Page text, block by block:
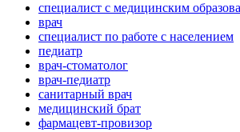
специалист с медицинским
врач
специалист по работе с населением
педиатр
врач-стоматолог
врач-педиатр
санитарный врач
медицинский брат
фармацевт-провизор